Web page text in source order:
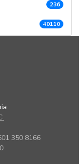
236
40110
350 8166